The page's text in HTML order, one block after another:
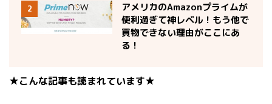
2
アメリカのAmazonプライムが
便利過ぎて神レベル！もう他で
買物できない理由がここにあ
る！
★こんな記事も読まれています★